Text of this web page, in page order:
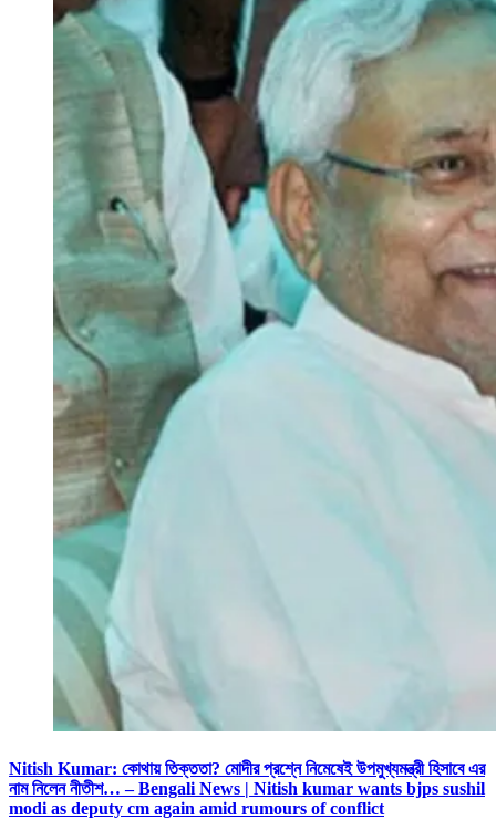
Nitish Kumar: কোথায় তিক্ততা? মোদীর প্রশ্নে নিমেষেই উপমুখ্যমন্ত্রী হিসাবে এর
নাম নিলেন নীতীশ… – Bengali News | Nitish kumar wants bjps sushil
modi as deputy cm again amid rumours of conflict